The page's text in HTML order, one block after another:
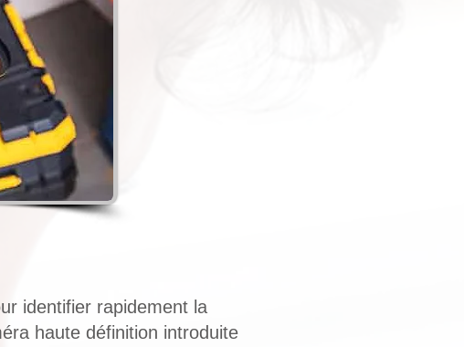
identifier rapidement la
haute définition introduite